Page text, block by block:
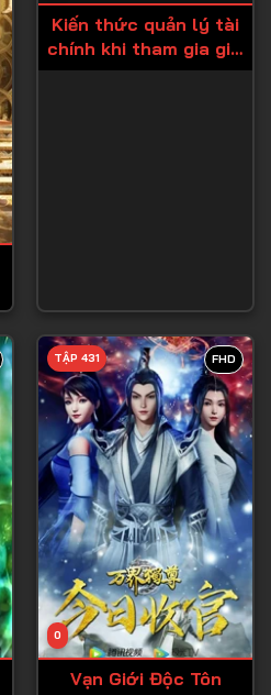
Tập 9
Tập 10
Tập 11
Tập 12
Tập 13
Tập 14
Tập 15
Tập 17
Tập 18
Tập 19
Tập 20
Tập 21
Tập 22
Tập 23
Tập 24
Tập 25
Tập 26
Kiến thức quản lý tài
chính khi tham gia giải
trí trực tuyến tại W88
FHD
0
TẬP 431
Vạn Giới Độc Tôn